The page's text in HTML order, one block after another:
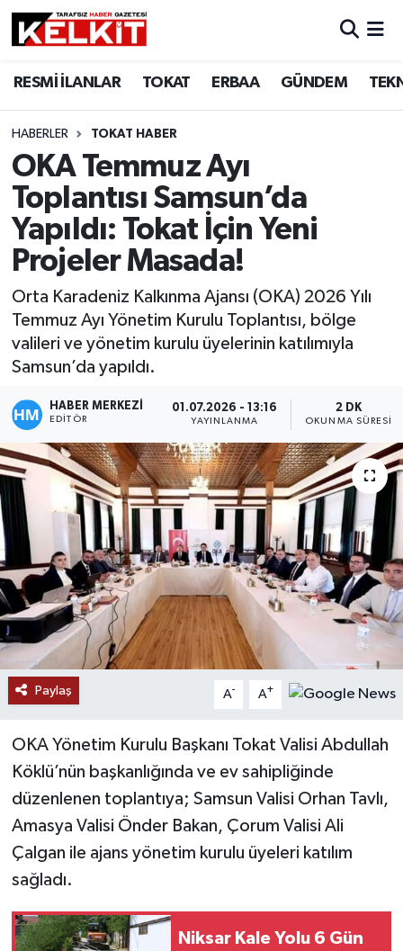
RESMİ İLANLAR TOKAT ERBAA GÜNDEM
HABERLER TOKAT HABER
OKA Temmuz Ayı
Toplantısı Samsun’da
Yapıldı: Tokat İçin Yeni
Projeler Masada!
Orta Karadeniz Kalkınma Ajansı (OKA) 2026 Yılı
Temmuz Ayı Yönetim Kurulu Toplantısı, bölge
valileri ve yönetim kurulu üyelerinin katılımıyla
Samsun’da yapıldı.
HABER MERKEZİ
EDITÖR
01.07.2026 - 13:16
YAYINLANMA
2 DK
OKUNMA SÜRESI
Paylaş A- A+
OKA Yönetim Kurulu Başkanı Tokat Valisi Abdullah
Köklü’nün başkanlığında ve ev sahipliğinde
düzenlenen toplantıya; Samsun Valisi Orhan Tavlı,
Amasya Valisi Önder Bakan, Çorum Valisi Ali
Çalgan ile ajans yönetim kurulu üyeleri katılım
sağladı.
Niksar Kale Yolu 6 Gün